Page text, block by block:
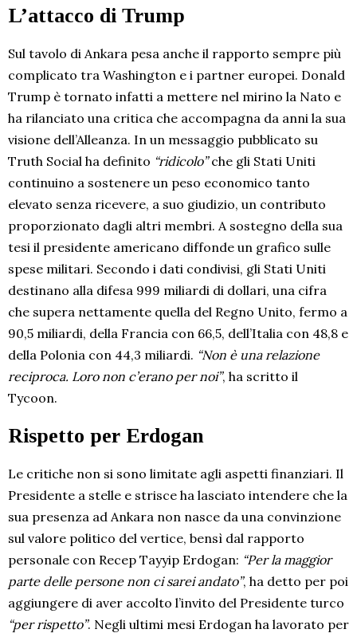
L’attacco di Trump
Sul tavolo di Ankara pesa anche il rapporto sempre più
complicato tra Washington e i partner europei. Donald
Trump è tornato infatti a mettere nel mirino la Nato e
ha rilanciato una critica che accompagna da anni la sua
visione dell’Alleanza. In un messaggio pubblicato su
Truth Social ha definito “ridicolo”che gli Stati Uniti
continuino a sostenere un peso economico tanto
elevato senza ricevere, a suo giudizio, un contributo
proporzionato dagli altri membri. A sostegno della sua
tesi il presidente americano diffonde un grafico sulle
spese militari. Secondo i dati condivisi, gli Stati Uniti
destinano alla difesa 999 miliardi di dollari, una cifra
che supera nettamente quella del Regno Unito, fermo a
90,5 miliardi, della Francia con 66,5, dell’Italia con 48,8 e
della Polonia con 44,3 miliardi. “Non è una relazione
reciproca. Loro non c’erano per noi”, ha scritto il
Tycoon.
Rispetto per Erdogan
Le critiche non si sono limitate agli aspetti finanziari. Il
Presidente a stelle e strisce ha lasciato intendere che la
sua presenza ad Ankara non nasce da una convinzione
sul valore politico del vertice, bensì dal rapporto
personale con Recep Tayyip Erdogan: “Per la maggior
parte delle persone non ci sarei andato”, ha detto per poi
aggiungere di aver accolto l’invito del Presidente turco
“per rispetto”. Negli ultimi mesi Erdogan ha lavorato per